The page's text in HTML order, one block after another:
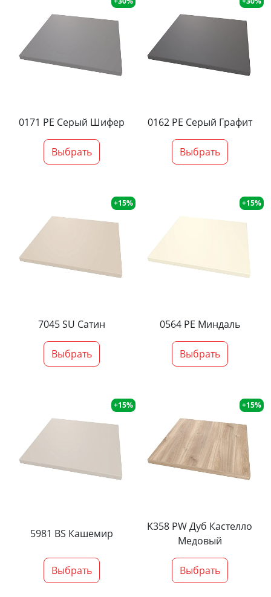
0171 PE Серый Шифер
Выбрать
0162 PE Серый Графит
Выбрать
+15%
7045 SU Сатин
Выбрать
+15%
0564 PE Миндаль
Выбрать
+15%
5981 BS Кашемир
Выбрать
+15%
K358 PW Дуб Кастелло
Медовый
Выбрать